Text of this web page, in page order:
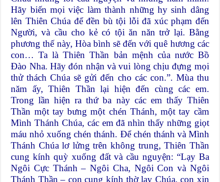
Hãy biến mọi việc làm thành những hy sinh dâng
lên Thiên Chúa để đền bù tội lỗi đã xúc phạm đến
Người, và cầu cho kẻ có tội ăn năn trở lại. Bằng
phương thế này, Hòa bình sẽ đến với quê hương các
con… Ta là Thiên Thần bản mệnh của nước Bồ
Ðào Nha. Hãy đón nhận và vui lòng chịu đựng mọi
thử thách Chúa sẽ gửi đến cho các con.”. Mùa thu
năm ấy, Thiên Thần lại hiện đến cùng các em.
Trong lần hiện ra thứ ba này các em thấy Thiên
Thần một tay bưng một chén Thánh, một tay cầm
Mình Thánh Chúa, các em đã nhìn thấy những giọt
máu nhỏ xuống chén thánh. Ðể chén thánh và Mình
Thánh Chúa lơ lửng trên không trung, Thiên Thần
cung kính quỳ xuống đất và cầu nguyện: “Lạy Ba
Ngôi Cực Thánh – Ngôi Cha, Ngôi Con và Ngôi
Thánh Thần – con cung kính thờ lạy Chúa, con xin